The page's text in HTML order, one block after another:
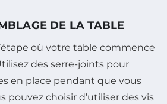
DE LA TABLE
où votre table commence
des serre-joints pour
en place pendant que vous
pouvez choisir d’utiliser des vis